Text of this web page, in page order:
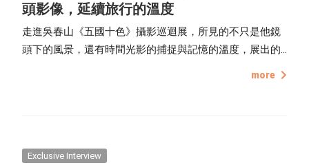
Editing Tips
TinTint Bookstore Interview
頭影像，延續旅行的溫度
走進吳春山《五國十色》攝影巡迴展，所見的不只是他鏡
頭下的風景，還有時間光影的捕捉與記憶的溫度，展出的
more
Exclusive Interview